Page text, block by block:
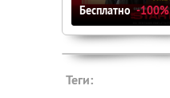
Бесплатно -100%
Теги: